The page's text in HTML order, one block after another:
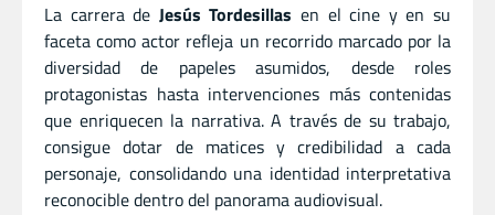
La carrera de Jesús Tordesillas en el cine y en su
faceta como actor refleja un recorrido marcado por la
diversidad de papeles asumidos, desde roles
protagonistas hasta intervenciones más contenidas
que enriquecen la narrativa. A través de su trabajo,
consigue dotar de matices y credibilidad a cada
personaje, consolidando una identidad interpretativa
reconocible dentro del panorama audiovisual.